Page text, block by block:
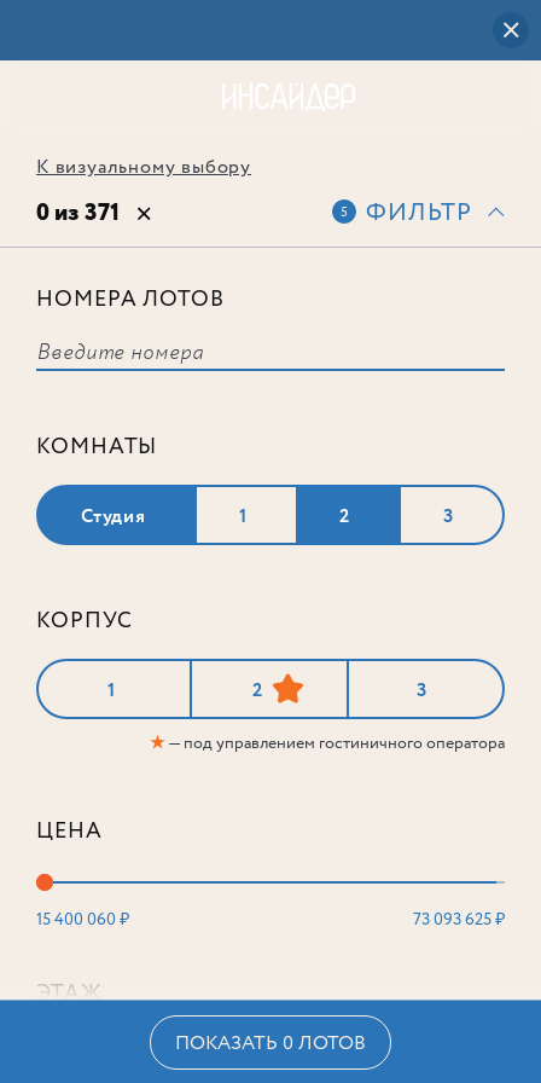
К визуальному выбору
0 из 371 5 ФИЛЬТР
НОМЕРА ЛОТОВ
КОМНАТЫ
Студия 1 2 3
КОРПУС
1 2 3
★— под управлением гостиничного оператора
ЦЕНА
15 400 060 ₽ 73 093 625 ₽
ЭТАЖ
ПОКАЗАТЬ 0 ЛОТОВ
соответствует ни одного лота